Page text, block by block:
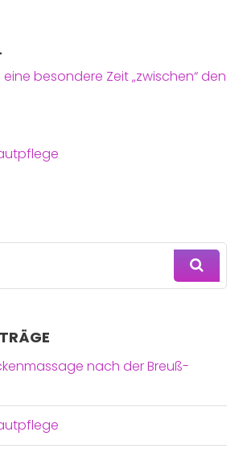
besondere Zeit „zwischen“ den
nach der Breuß-